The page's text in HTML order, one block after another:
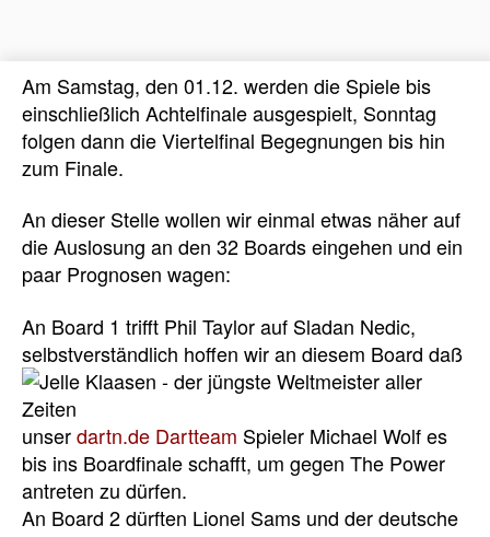
Am Samstag, den 01.12. werden die Spiele bis
einschließlich Achtelfinale ausgespielt, Sonntag
folgen dann die Viertelfinal Begegnungen bis hin
zum Finale.
An dieser Stelle wollen wir einmal etwas näher auf
die Auslosung an den 32 Boards eingehen und ein
paar Prognosen wagen:
An Board 1 trifft Phil Taylor auf Sladan Nedic,
selbstverständlich hoffen wir an diesem Board daß
unserdartn.de Dartteam Spieler Michael Wolf es
bis ins Boardfinale schafft, um gegen The Power
antreten zu dürfen.
An Board 2 dürften Lionel Sams und der deutsche